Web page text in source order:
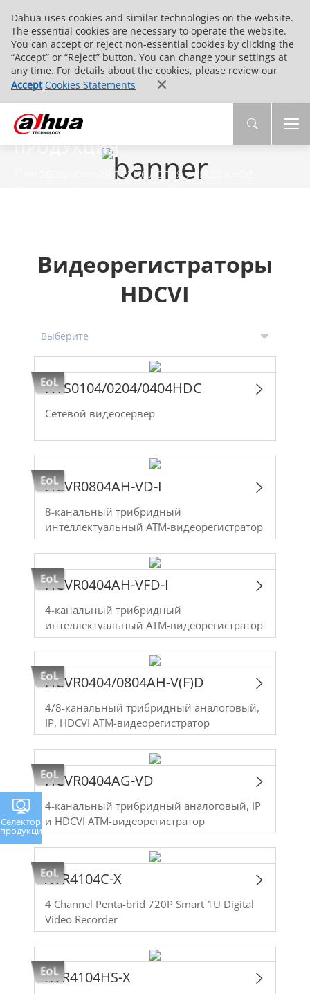
Dahua uses cookies and similar technologies on the website.
The essential cookies are necessary to operate the website.
You can accept or reject non-essential cookies by clicking the
“Accept” or “Reject” button. You can change your settings at
any time. For details about the cookies, please review our
Accept Cookies Statements
ПРОДУКЦИЯ
Инновационная технология / надежное
Видеорегистраторы
HDCVI
NVS0104/0204/0404HDC
Сетевой видеосервер
HCVR0804AH-VD-I
8-канальный трибридный
интеллектуальный ATM-видеорегистратор
HCVR0404AH-VFD-I
4-канальный трибридный
интеллектуальный ATM-видеорегистратор
HCVR0404/0804AH-V(F)D
4/8-канальный трибридный аналоговый,
IP, HDCVI ATM-видеорегистратор
HCVR0404AG-VD
4-канальный трибридный аналоговый, IP
и HDCVI ATM-видеорегистратор
XVR4104C-X
4 Channel Penta-brid 720P Smart 1U Digital
Video Recorder
XVR4104HS-X
Селектор
продукции